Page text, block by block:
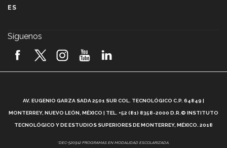
2026! (video)
¿Cómo es el Modelo Educativo Tec? (video)
Vida Tec: Feminismo e Inteligencia Artificial, Paola
ES
Síguenos
AV. EUGENIO GARZA SADA 2501 SUR COL. TECNOLÓGICO C.P. 64849 |
MONTERREY, NUEVO LEÓN, MÉXICO | TEL. +52 (81) 8358-2000 D.R.© INSTITUTO
TECNOLÓGICO Y DE ESTUDIOS SUPERIORES DE MONTERREY, MÉXICO. 2018
*DEC-520912 PROGRAMAS EN MODALIDAD ESCOLARIZADA.